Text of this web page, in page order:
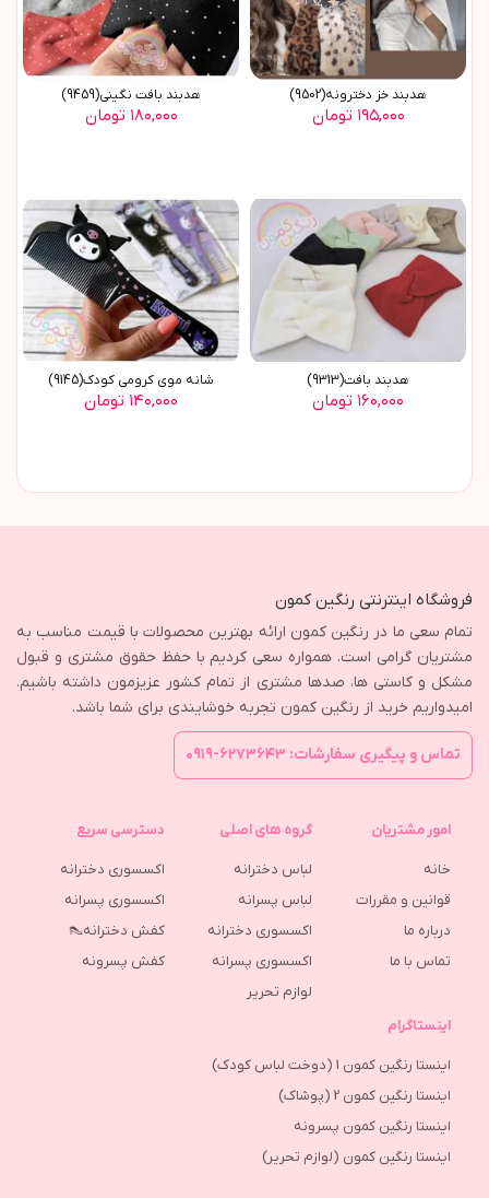
هدبند خز دخترونه(9502)
۱۹۵,۰۰۰ تومان
هدبند بافت نگيني(9459)
۱۸۰,۰۰۰ تومان
هدبند بافت(9313)
۱۶۰,۰۰۰ تومان
شانه موی کرومی کودک(9145)
۱۴۰,۰۰۰ تومان
فروشگاه اینترنتی رنگین کمون
تمام سعی ما در رنگین کمون ارائه بهترین محصولات با قیمت مناسب به
مشتریان گرامی است. همواره سعی کردیم با حفظ حقوق مشتری و قبول
مشکل و کاستی ها، صدها مشتری از تمام کشور عزیزمون داشته باشیم.
امیدواریم خرید از رنگین کمون تجربه خوشایندی برای شما باشد.
تماس و پیگیری سفارشات: ۶۲۷۳۶۴۳-۰۹۱۹
امور مشتریان
خانه
قوانین و مقررات
درباره ما
تماس با ما
گروه های اصلی
لباس دخترانه
لباس پسرانه
اکسسوری دخترانه
اکسسوری پسرانه
لوازم تحریر
دسترسی سریع
اکسسوری دخترانه
اکسسوری پسرانه
کفش دخترانه👠
كفش پسرونه
اینستاگرام
اینستا رنگین کمون 1 (دوخت لباس کودک)
اینستا رنگین کمون 2 (پوشاک)
اینستا رنگین کمون پسرونه
اینستا رنگین کمون (لوازم تحریر)